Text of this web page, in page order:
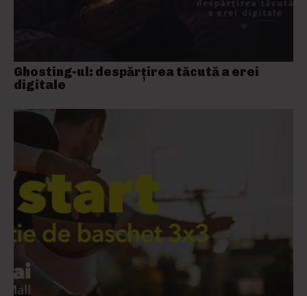
Ghosting-ul: despărțirea tăcută a erei
digitale